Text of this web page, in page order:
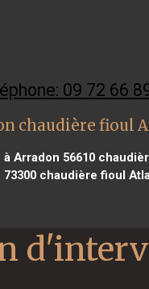
09 72 66
chaudière fioul
Arradon 56610
chaudière fioul